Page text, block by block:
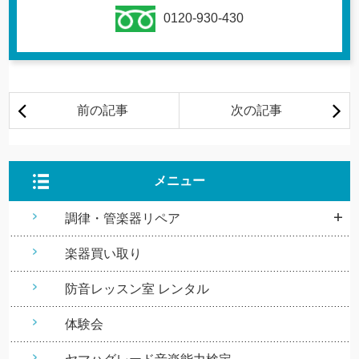
0120-930-430
メニュー
調律・管楽器リペア
楽器買い取り
防音レッスン室 レンタル
体験会